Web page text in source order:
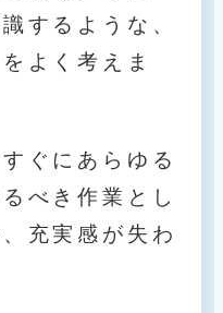
するような、
よく考えま
ぐにあらゆる
べき作業とし
充実感が失わ